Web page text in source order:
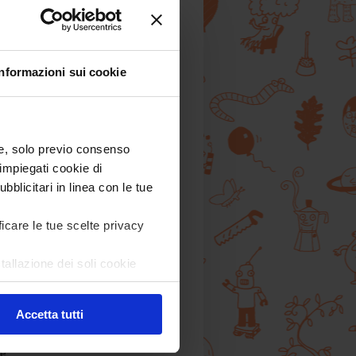
sui cookie
solo previo consenso
cookie di
in linea con le tue
le tue scelte privacy
dei soli cookie
in ogni momentoRevoca
Accetta tutti